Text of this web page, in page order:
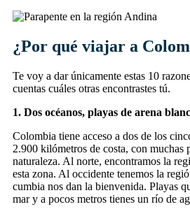
¿Por qué viajar a
Te voy a dar únicamente estas 10
cuentas cuáles otras encontrastes tú.
1. Dos océanos, playas de arena
Colombia tiene acceso a dos de los
2.900 kilómetros de costa, con muchas
naturaleza. Al norte, encontramos la
esta zona. Al occidente tenemos la
cumbia nos dan la bienvenida. Playas
mar y a pocos metros tienes un río de